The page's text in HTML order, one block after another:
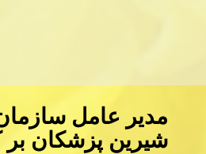
مدیر عامل
شیرین پزشكان